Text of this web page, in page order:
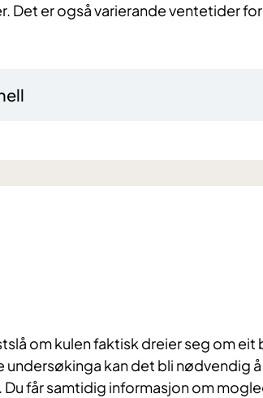
Det er også varierande ventetider for
om kulen faktisk dreier seg om eit
kan det bli nødvendig å
får samtidig informasjon om